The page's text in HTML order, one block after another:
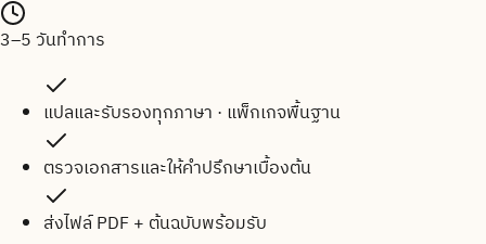
3–5 วันทำการ
แปลและรับรองทุกภาษา · แพ็กเกจพื้นฐาน
ตรวจเอกสารและให้คำปรึกษาเบื้องต้น
ส่งไฟล์ PDF + ต้นฉบับพร้อมรับ